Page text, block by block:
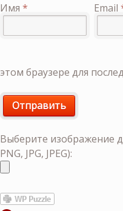
Имя * Email
этом браузере для
Выберите изображение
PNG, JPG, JPEG):